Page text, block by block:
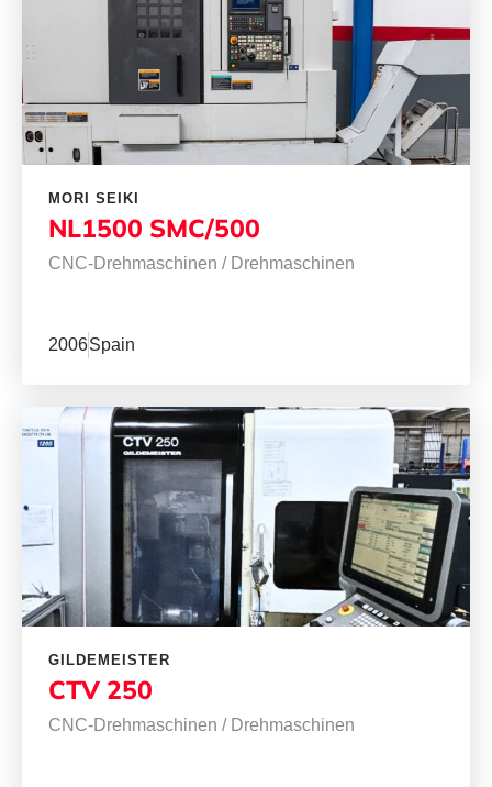
MORI SEIKI
NL1500 SMC/500
CNC-Drehmaschinen / Drehmaschinen
2006Spain
GILDEMEISTER
CTV 250
CNC-Drehmaschinen / Drehmaschinen